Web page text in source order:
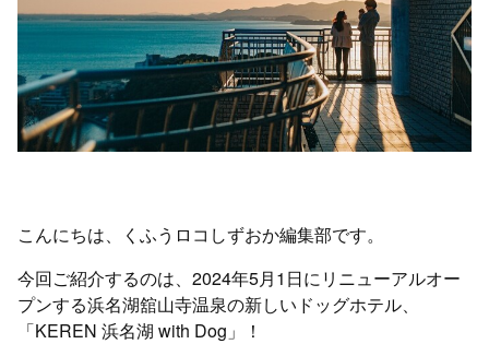
こんにちは、くふうロコしずおか編集部です。
今回ご紹介するのは、2024年5月1日にリニューアルオー
プンする浜名湖舘山寺温泉の新しいドッグホテル、
「KEREN 浜名湖 with Dog」！